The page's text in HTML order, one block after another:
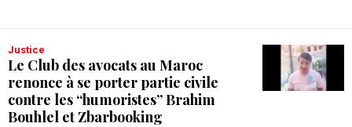
Justice
Le Club des avocats au Maroc
renonce à se porter partie civile
contre les “humoristes” Brahim
Bouhlel et Zbarbooking